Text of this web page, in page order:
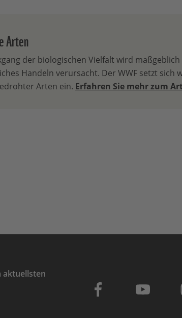
Arten
der biologischen Vielfalt wird
Handeln verursacht. Der WWF setzt sich
Arten ein. Erfahren Sie mehr zum
aktuellsten